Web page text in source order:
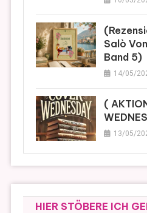
Salò
Band 5)
14/05/
(
13/05/
HIER STÖBERE ICH